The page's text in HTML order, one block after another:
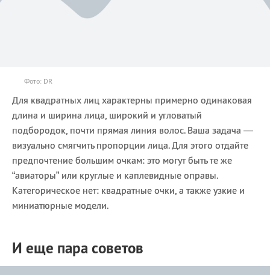
Фото: DR
Для квадратных лиц характерны примерно одинаковая
длина и ширина лица, широкий и угловатый
подбородок, почти прямая линия волос. Ваша задача —
визуально смягчить пропорции лица. Для этого отдайте
предпочтение большим очкам: это могут быть те же
“авиаторы” или круглые и каплевидные оправы.
Категорическое нет: квадратные очки, а также узкие и
миниатюрные модели.
И еще пара советов